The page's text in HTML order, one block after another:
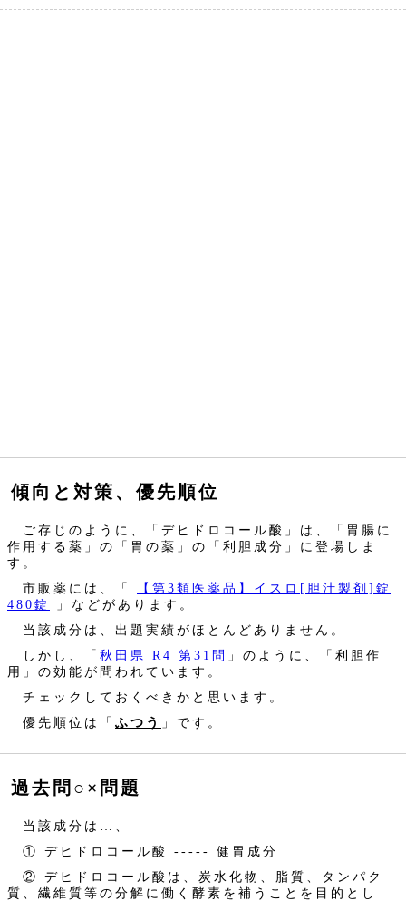
傾向と対策、優先順位
ご存じのように、「デヒドロコール酸」は、「胃腸に
作用する薬」の「胃の薬」の「利胆成分」に登場しま
す。
市販薬には、「
【第3類医薬品】イスロ[胆汁製剤]錠
480錠
」などがあります。
当該成分は、出題実績がほとんどありません。
しかし、「 秋田県 R4 第31問
」のように、「利胆作
用」の効能が問われています。
チェックしておくべきかと思います。
優先順位は「 ふつう 」です。
過去問○×問題
当該成分は…、
① デヒドロコール酸 ----- 健胃成分
② デヒドロコール酸は、炭水化物、脂質、タンパク
質、繊維質等の分解に働く酵素を補うことを目的とし